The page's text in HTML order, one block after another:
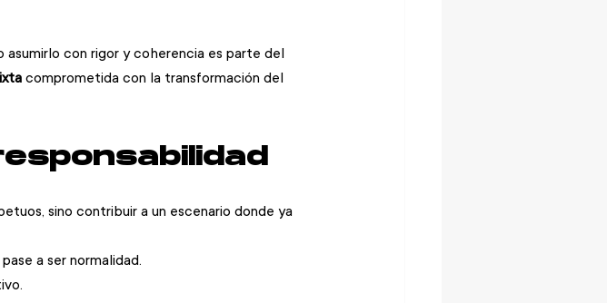
con rigor y coherencia es parte del
comprometida con la transformación del
sino contribuir a un escenario donde ya
a ser normalidad.